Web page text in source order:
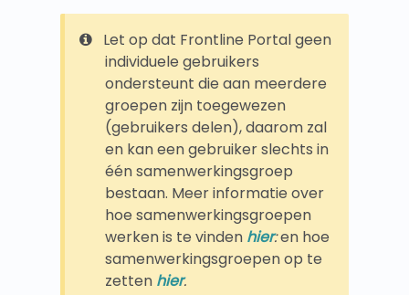
Let op dat Frontline Portal geen
individuele gebruikers
ondersteunt die aan meerdere
groepen zijn toegewezen
(gebruikers delen), daarom zal
en kan een gebruiker slechts in
één samenwerkingsgroep
bestaan. Meer informatie over
hoe samenwerkingsgroepen
werken is te vinden hier:en hoe
samenwerkingsgroepen op te
zetten hier.